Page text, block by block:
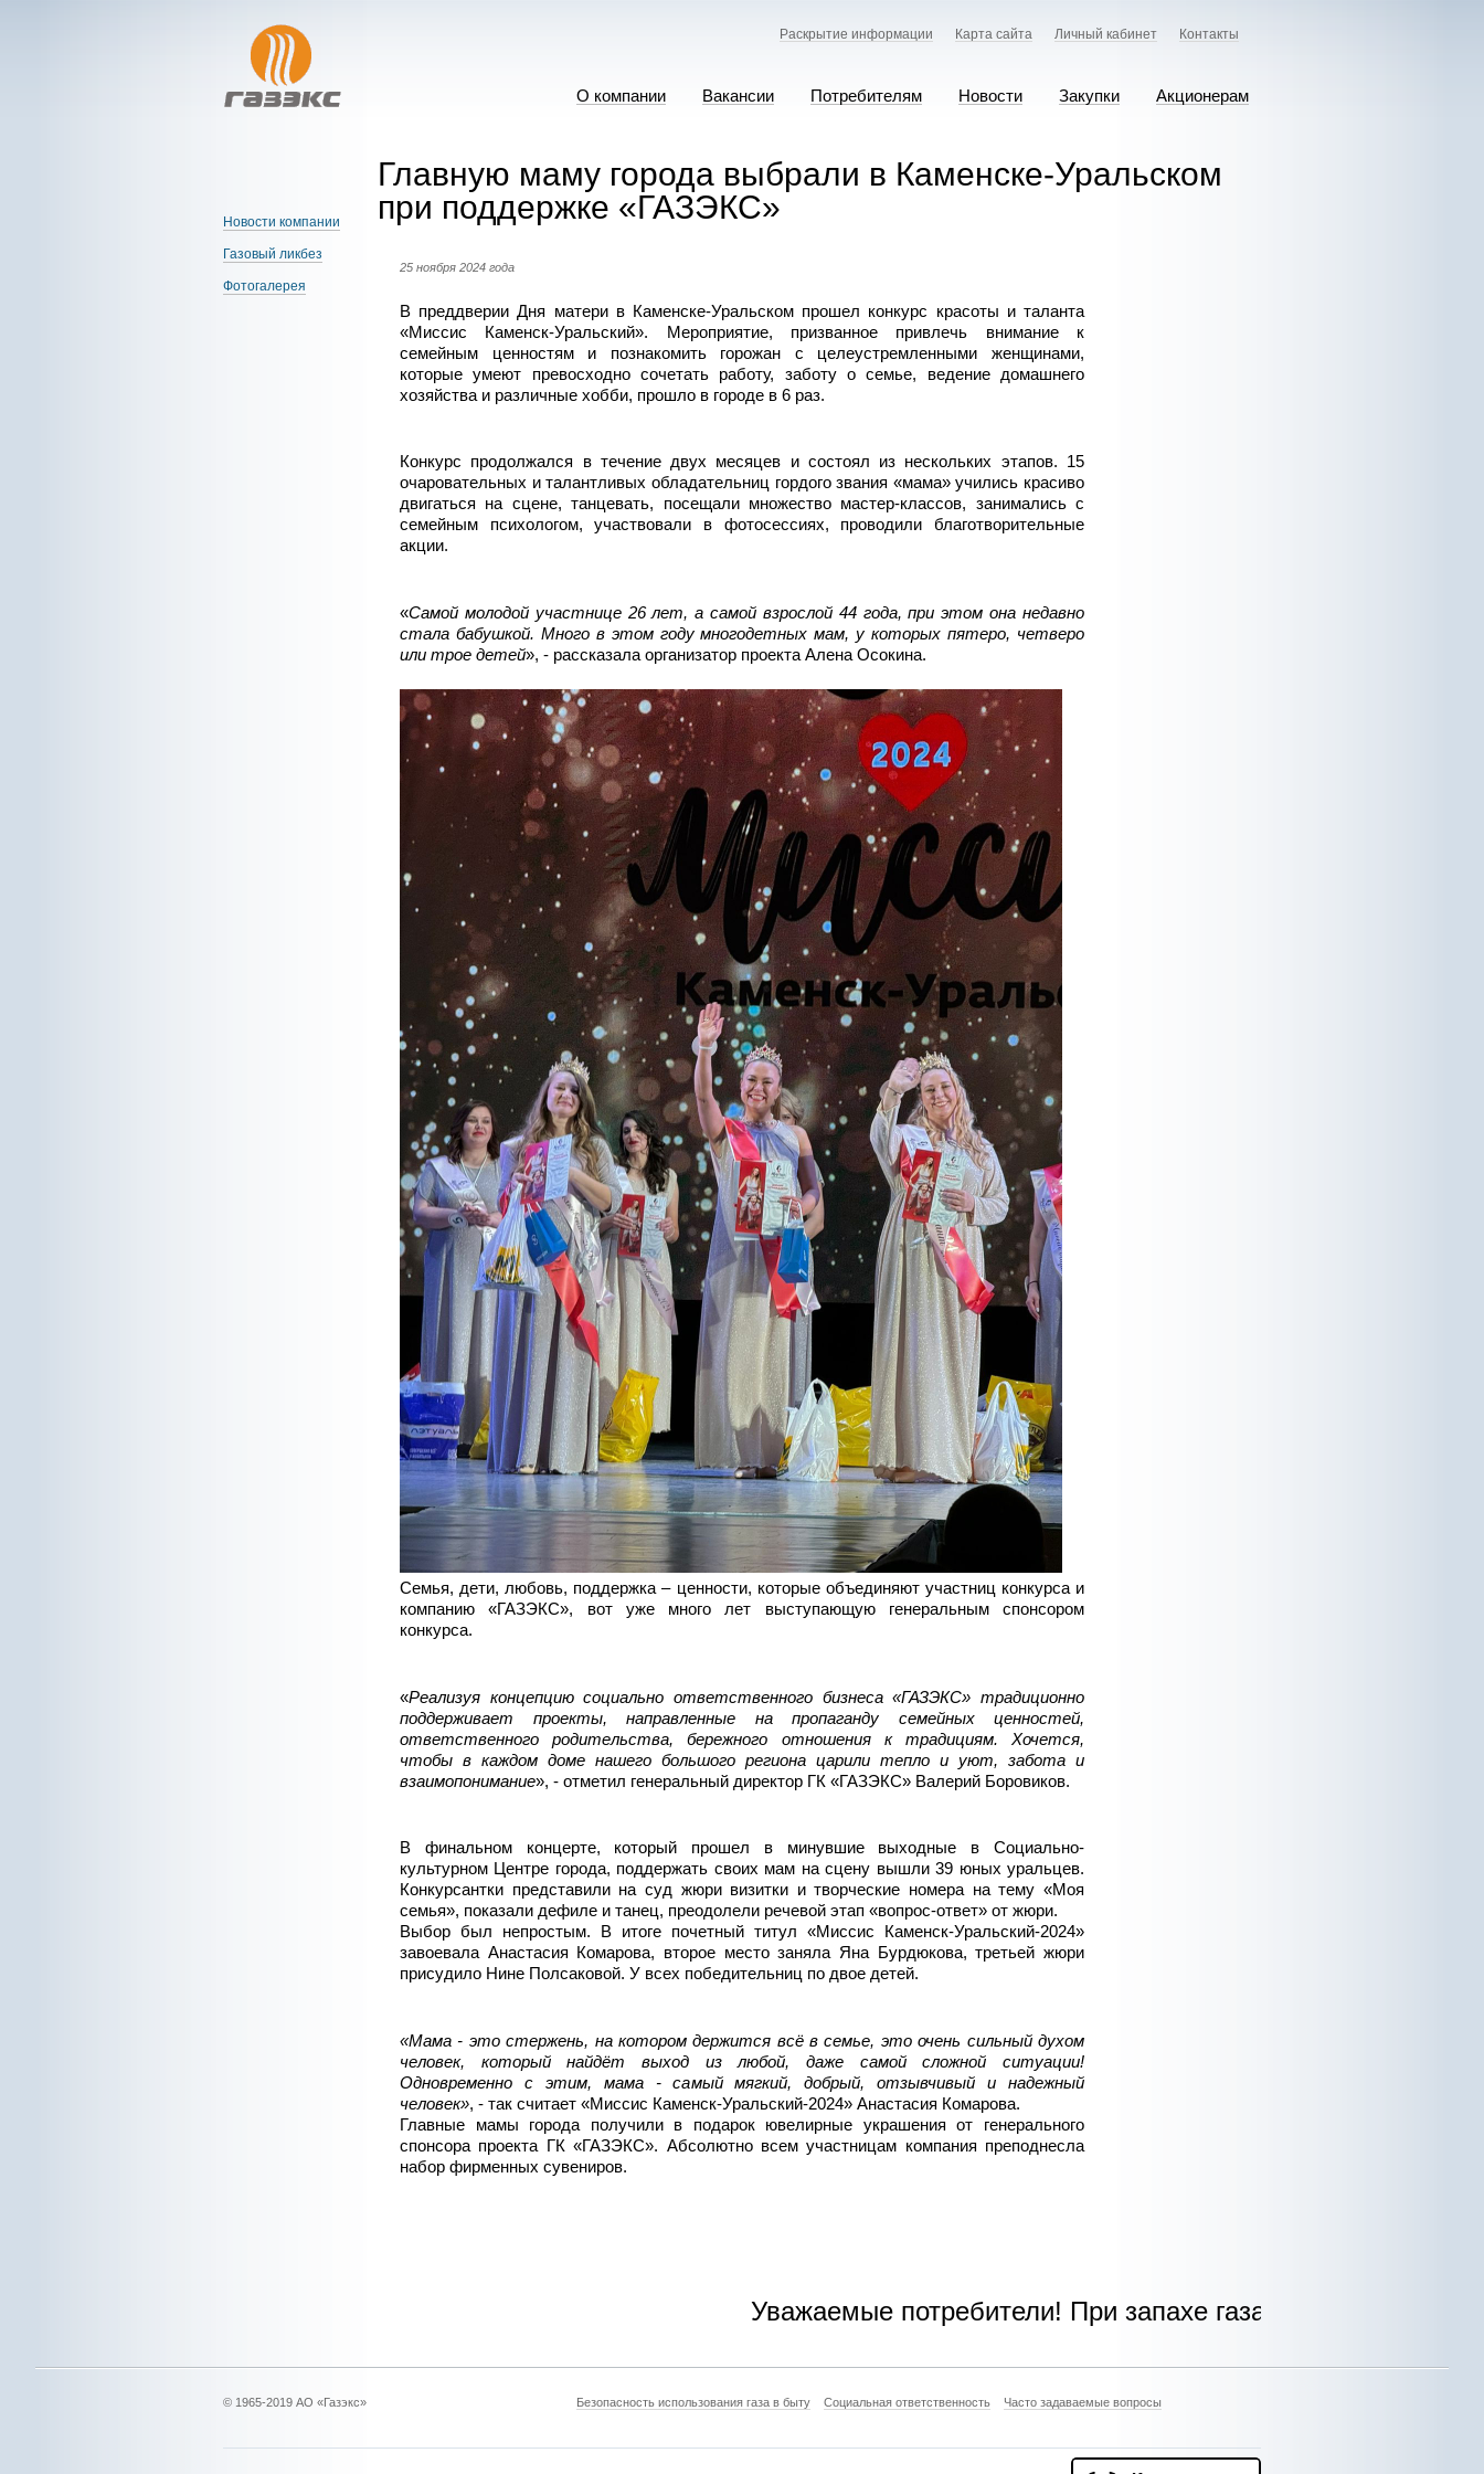
Раскрытие информации Карта сайта Личный кабинет Контакты
О компании Вакансии Потребителям Новости Закупки Акционерам
Главную маму города выбрали в Каменске-Уральском
при поддержке «ГАЗЭКС»
25 ноября 2024 года
В преддверии Дня матери в Каменске-Уральском прошел конкурс красоты и таланта
«Миссис Каменск-Уральский». Мероприятие, призванное привлечь внимание к
семейным ценностям и познакомить горожан с целеустремленными женщинами,
которые умеют превосходно сочетать работу, заботу о семье, ведение домашнего
хозяйства и различные хобби, прошло в городе в 6 раз.
Конкурс продолжался в течение двух месяцев и состоял из нескольких этапов. 15
очаровательных и талантливых обладательниц гордого звания «мама» учились красиво
двигаться на сцене, танцевать, посещали множество мастер-классов, занимались с
семейным психологом, участвовали в фотосессиях, проводили благотворительные
акции.
«Самой молодой участнице 26 лет, а самой взрослой 44 года, при этом она недавно
стала бабушкой. Много в этом году многодетных мам, у которых пятеро, четверо
или трое детей», - рассказала организатор проекта Алена Осокина.
Семья, дети, любовь, поддержка – ценности, которые объединяют участниц конкурса и
компанию «ГАЗЭКС», вот уже много лет выступающую генеральным спонсором
конкурса.
«Реализуя концепцию социально ответственного бизнеса «ГАЗЭКС» традиционно
поддерживает проекты, направленные на пропаганду семейных ценностей,
ответственного родительства, бережного отношения к традициям. Хочется,
чтобы в каждом доме нашего большого региона царили тепло и уют, забота и
взаимопонимание», - отметил генеральный директор ГК «ГАЗЭКС» Валерий Боровиков.
В финальном концерте, который прошел в минувшие выходные в Социально-
культурном Центре города, поддержать своих мам на сцену вышли 39 юных уральцев.
Конкурсантки представили на суд жюри визитки и творческие номера на тему «Моя
семья», показали дефиле и танец, преодолели речевой этап «вопрос-ответ» от жюри.
Выбор был непростым. В итоге почетный титул «Миссис Каменск-Уральский-2024»
завоевала Анастасия Комарова, второе место заняла Яна Бурдюкова, третьей жюри
присудило Нине Полсаковой. У всех победительниц по двое детей.
«Мама - это стержень, на котором держится всё в семье, это очень сильный духом
человек, который найдёт выход из любой, даже самой сложной ситуации!
Одновременно с этим, мама - самый мягкий, добрый, отзывчивый и надежный
человек», - так считает «Миссис Каменск-Уральский-2024» Анастасия Комарова.
Главные мамы города получили в подарок ювелирные украшения от генерального
спонсора проекта ГК «ГАЗЭКС». Абсолютно всем участницам компания преподнесла
набор фирменных сувениров.
Новости компании
Газовый ликбез
Фотогалерея
Уважаемые потребители! При запахе газа в доме, квартире,
© 1965-2019 АО «Газэкс» Безопасность использования газа в быту Социальная ответственность Часто задаваемые вопросы